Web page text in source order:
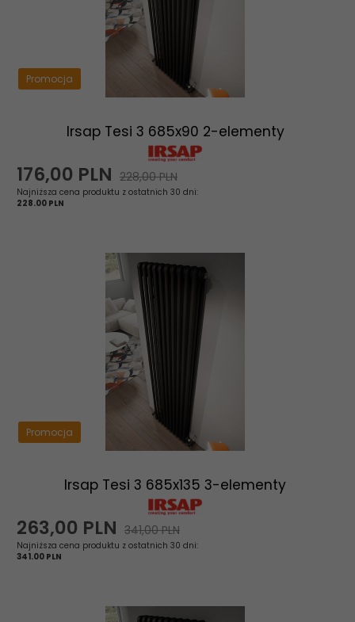
Promocja
Irsap Tesi 3 685x90 2-elementy
176,00 PLN 228,00 PLN
Najniższa cena produktu z ostatnich 30 dni:
228.00 PLN
Promocja
Irsap Tesi 3 685x135 3-elementy
263,00 PLN 341,00 PLN
Najniższa cena produktu z ostatnich 30 dni:
341.00 PLN